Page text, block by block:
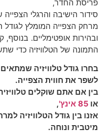
פריסת החדר,
סידור הישיבה והרגלי
מרחק הצפייה המומלץ לגודל
ובהירות אופטימליים. בנוסף,
התמונה של הטלוויזיה כדי
בחרו גודל טלוויזיה
לשפר את חווית הצפייה.
בין אם אתם שוקלים
או 85 אינץ'
,
אזנו בין גודל הטלוויזיה
מיטבית ונוחה.